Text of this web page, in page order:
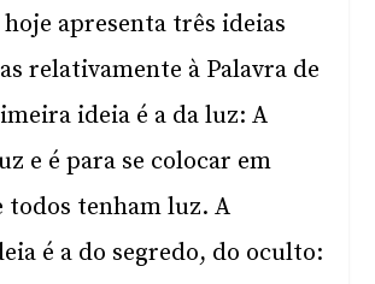
apresenta três ideias
relativamente à Palavra de
ideia é a da luz: A
e é para se colocar em
todos tenham luz. A
é a do segredo, do oculto: